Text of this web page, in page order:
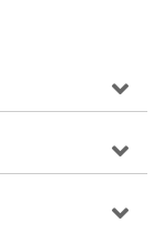
名導羅勃‧賴特
麼說？」。